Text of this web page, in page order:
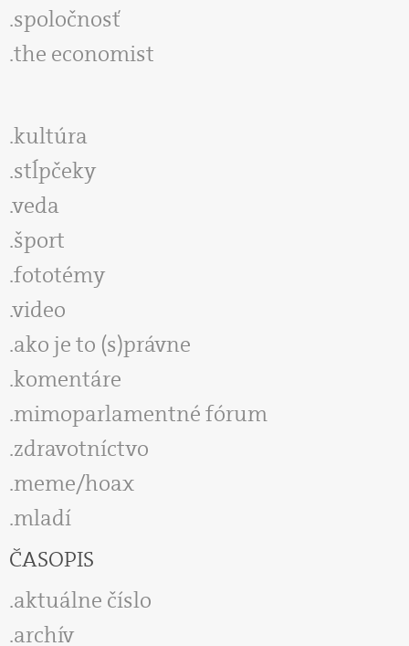
spoločnosť
the economist
kultúra
stĺpčeky
veda
šport
fototémy
video
ako je to (s)právne
komentáre
mimoparlamentné fórum
zdravotníctvo
meme/hoax
mladí
ČASOPIS
aktuálne číslo
archív